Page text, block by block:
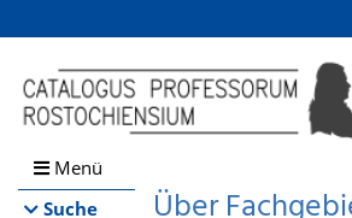
Browsen
direkt zum Inhalt
Menü
Suche
Über